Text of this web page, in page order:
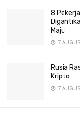
8
Maju
7
Rusia
Kripto
7